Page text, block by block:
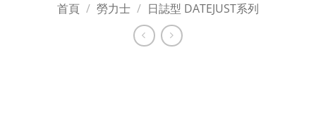
首頁 / 勞力士 / 日誌型 DATEJUST系列